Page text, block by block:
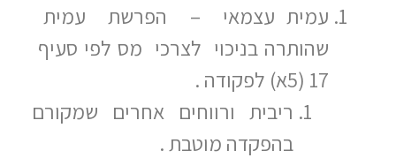
עמית עצמאי – הפרשת עמית
שהותרה בניכוי לצרכי מס לפי סעיף
17 (5א) לפקודה .
ריבית ורווחים אחרים שמקורם
בהפקדה מוטבת .